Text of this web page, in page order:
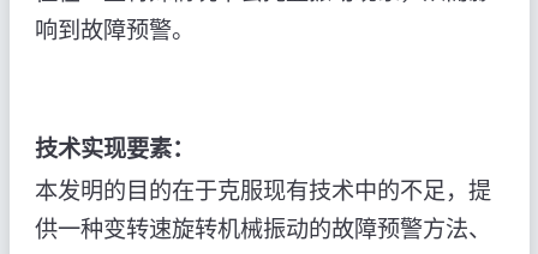
响到故障预警。
技术实现要素：
本发明的目的在于克服现有技术中的不足，提
供一种变转速旋转机械振动的故障预警方法、